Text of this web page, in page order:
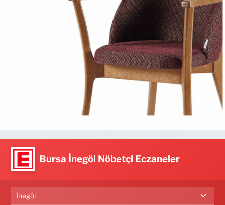
Bursa İnegöl Nöbetçi Eczaneler